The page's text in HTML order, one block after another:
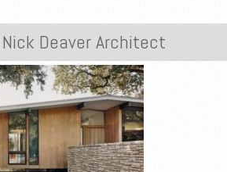
Nick Deaver Architect